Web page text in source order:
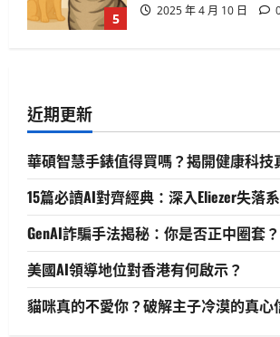
5 2025 年 4 月 10 日
1 2025 年 4 月 21 日
2
生活與成長
15篇必讀AI對齊經典：
系列
2025 年 4 月 21 日
人工智慧 生活與成長 資
軟體實務操作
近期更新
華碩智慧手錶值得買嗎？揭開健康科技
15篇必讀AI對齊經典：深入Eliezer失落
GenAI詐騙手法揭秘：你是否正中圈套？
美國AI領導地位對香港有何啟示？
貓咪真的不愛你？破解主子冷漠的真心